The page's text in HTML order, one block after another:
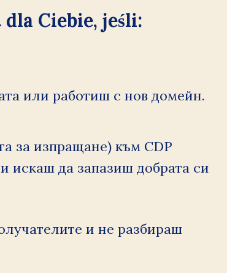
Ciebie, jeśli:
или работиш с нов домейн.
за изпращане) към CDP
искаш да запазиш добрата си
и не разбираш